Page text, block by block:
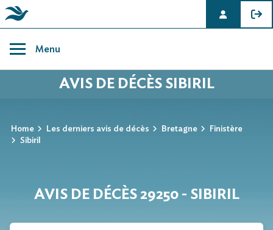
content
Menu
AVIS DE DÉCÈS SIBIRIL
Home Les derniers avis de décès Bretagne
Finistère
Sibiril
AVIS DE DÉCÈS 29250 - SIBIRIL